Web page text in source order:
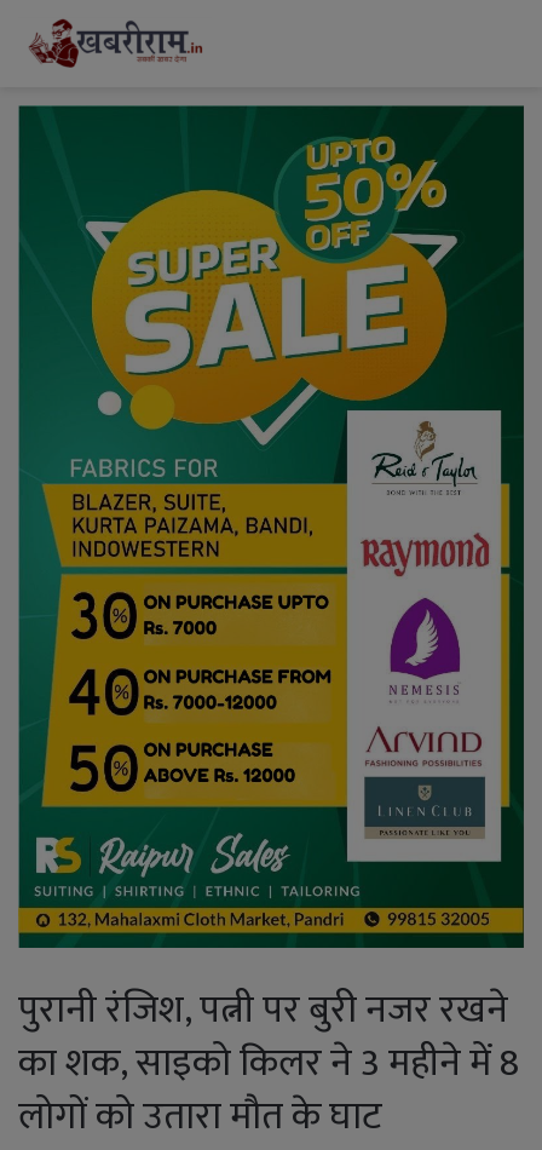
पुरानी रंजिश, पत्नी पर बुरी नजर रखने
का शक, साइको किलर ने 3 महीने में 8
लोगों को उतारा मौत के घाट